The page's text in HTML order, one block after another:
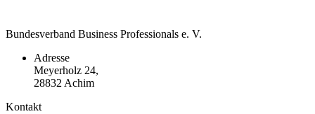
Bundesverband Business Professionals e. V.
Adresse
Meyerholz 24,
28832 Achim
Kontakt